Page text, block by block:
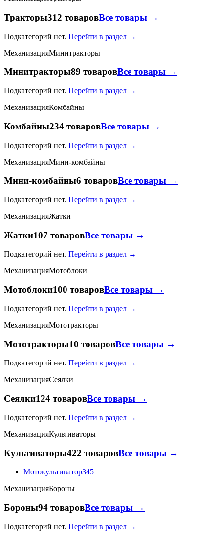
Тракторы312 товаровВсе товары →
Подкатегорий нет. Перейти в раздел →
МеханизацияМинитракторы
Минитракторы89 товаровВсе товары →
Подкатегорий нет. Перейти в раздел →
МеханизацияКомбайны
Комбайны234 товаровВсе товары →
Подкатегорий нет. Перейти в раздел →
МеханизацияМини-комбайны
Мини-комбайны6 товаровВсе товары →
Подкатегорий нет. Перейти в раздел →
МеханизацияЖатки
Жатки107 товаровВсе товары →
Подкатегорий нет. Перейти в раздел →
МеханизацияМотоблоки
Мотоблоки100 товаровВсе товары →
Подкатегорий нет. Перейти в раздел →
МеханизацияМототракторы
Мототракторы10 товаровВсе товары →
Подкатегорий нет. Перейти в раздел →
МеханизацияСеялки
Сеялки124 товаровВсе товары →
Подкатегорий нет. Перейти в раздел →
МеханизацияКультиваторы
Культиваторы422 товаровВсе товары →
Мотокультиватор345
МеханизацияБороны
Бороны94 товаровВсе товары →
Подкатегорий нет. Перейти в раздел →